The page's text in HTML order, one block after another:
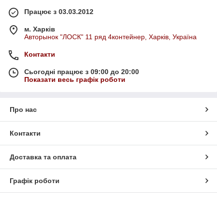
Працює з 03.03.2012
м. Харків
Авторынок "ЛОСК" 11 ряд 4контейнер, Харків, Україна
Контакти
Сьогодні працює з 09:00 до 20:00
Показати весь графік роботи
Про нас
Контакти
Доставка та оплата
Графік роботи